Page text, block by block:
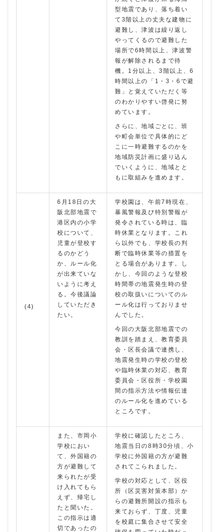
型地震であり、落ち着い
て3階以上の丈夫な建物に
避難し、津波は繰り返し
やってくるので避難した
場所で6時間以上、津波警
報が解除されるまで待
機。1分以上、3階以上、6
時間以上の「1・3・6で避
難」と覚えていただく等
のわかりやすい啓発に努
めています。
さらに、地域ごとに、班
や町会単位で具体的にど
こに一時避難するのかを
地域防災計画に盛り込ん
でいくように、地域とと
もに取組みを進めます。
(4)
6月18日の大
阪北部地震で
港区内の小学
校について、
児童が登校す
るのかどう
か、ルール化
が出来ていな
いように考え
る。今後議論
していただき
たい。
学校園は、午前7時現在、
暴風警報及び特別警報が
発令されている時は、臨
時休業となります。これ
ら以外でも、学校長の判
断で臨時休業等の措置を
とる場合があります。し
かし、今回のような登校
時間帯の地震発生時の登
校の取扱いについてのル
ール化は行っておりませ
んでした。
今回の大阪北部地震での
教訓を踏まえ、教育委員
会・区長会議で連携し、
地震発生時の学校の登校
や臨時休業の対応、教育
委員会・区役所・学校園
間の指示方法や情報伝達
のルール化を進めている
ところです。
また、市岡小
学校におい
て、外国籍の
方が避難して
来られたが受
け入れてもら
えず、帰宅し
たと聞いた。
この指示は適
切であったの
学校に確認したところ、
地震当日の8時30分頃、小
学校に外国籍の方が避難
されてこられました。
学校の対応として、区役
所（区災害対策本部）か
らの避難所開設の指示も
来ておらず、丁度、児童
を校庭に集合させて安全